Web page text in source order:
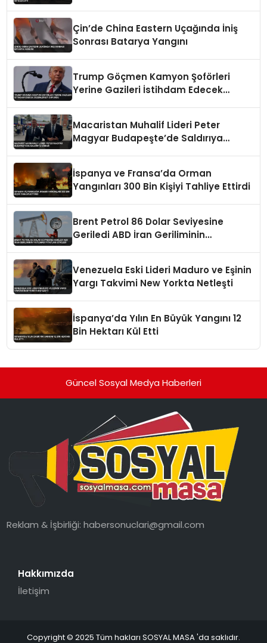
Çin’de China Eastern Uçağında İniş
Sonrası Batarya Yangını
Trump Göçmen Kamyon Şoförleri
Yerine Gazileri İstihdam Edecek
Macaristan Muhalif Lideri Peter
Magyar Budapeşte’de Saldırıya
İspanya ve Fransa’da Orman
Yangınları 300 Bin Kişiyi Tahliye Ettirdi
Brent Petrol 86 Dolar Seviyesine
Geriledi ABD İran Geriliminin
Venezuela Eski Lideri Maduro ve Eşinin
Yargı Takvimi New Yorkta Netleşti
İspanya’da Yılın En Büyük Yangını 12
Bin Hektarı Kül Etti
Güncel Sosyal Medya Haberleri
Reklam & İşbirliği:habersonuclari@gmail.com
Hakkımızda
İletişim
Copyright © 2025 Tüm hakları SOSYAL MASA 'da saklıdır.